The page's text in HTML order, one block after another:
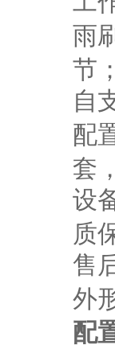
雨
节
自
配
套
设
质
售
外
配